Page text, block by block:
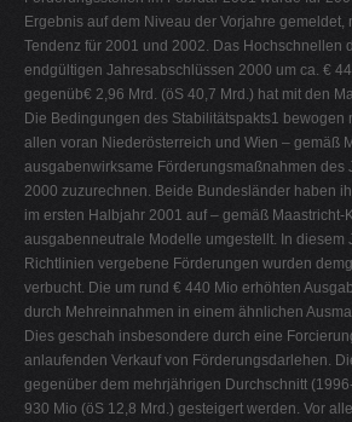
Ergebnis auf dem Niveau der Vorjahre gemeldet,
Tendenz für 2001 und 2002. Das Hochschnellen
endgültigen Jahresabschlüssen 2000 um ca. €
gegenüb€ 2,96 Mrd. (öS 40,7 Mrd.) hat mit den
Die Bedingungen des Stabilitätspakts1 bewogen
allen voran Niederösterreich und Wien – gemäß
ausgabenwirksame Förderungsmaßnahmen des
2000 zuzurechnen. Beide Bundesländer haben
im ersten Halbjahr 2001 auf – gemäß Maastricht-
ausgabenneutrale Modelle umgestellt. In diesem
Richtlinien vergebene Förderungen wurden
verbucht. Die um rund € 440 Mio erhöhten
durch Mehreinnahmen in einem ähnlichen
Dies geschah insbesondere durch eine
anlaufenden Verkauf von Förderungsdarlehen.
gegenüber dem mehrjährigen Durchschnitt
930 Mio (öS 12,8 Mrd.) gesteigert werden. Vor